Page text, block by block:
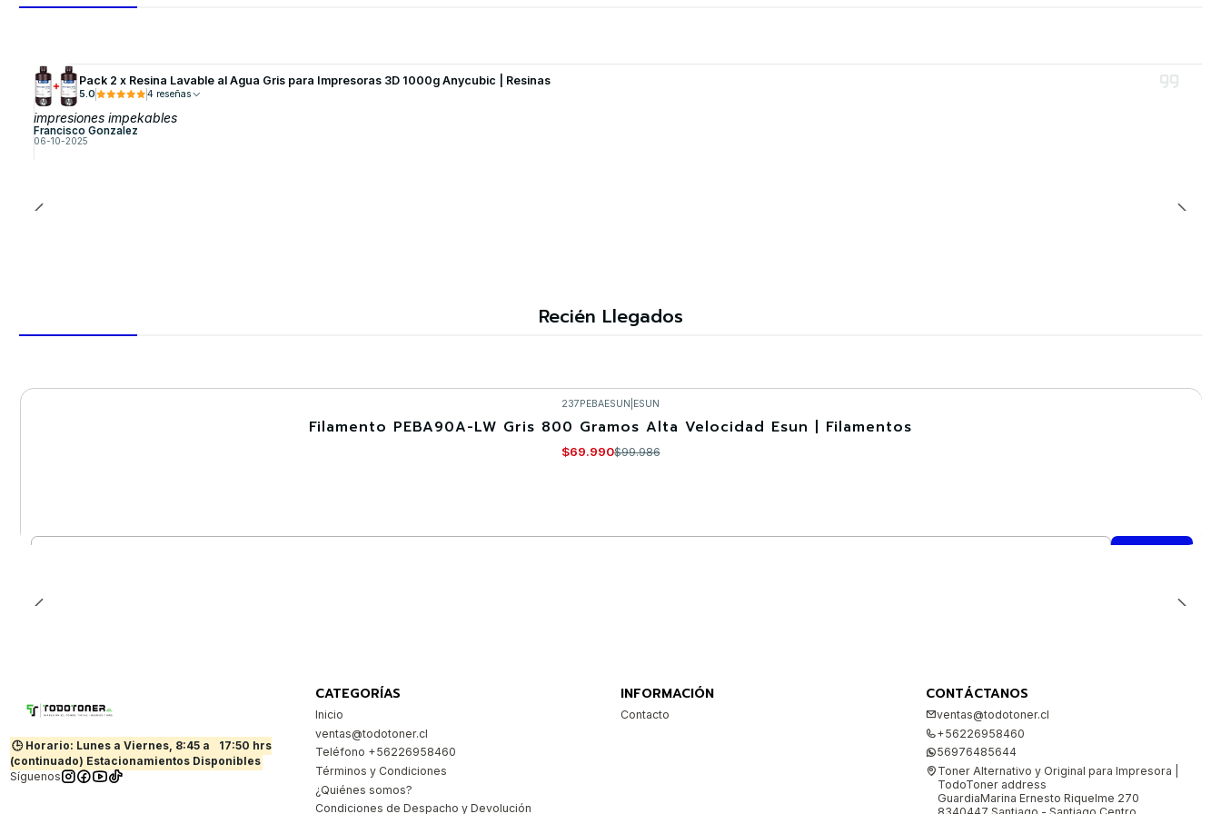
Pack 2 x Resina Lavable al Agua Gris para Impresoras 3D 1000g Anycubic | Resinas
5.0 4 reseñas
impresiones impekables
Francisco Gonzalez
06-10-2025
Recién Llegados
237PEBAESUN ESUN
Filamento PEBA90A-LW Gris 800 Gramos Alta Velocidad Esun | Filamentos
$69.990$99.986
🕒 Horario: Lunes a Viernes, 8:45 a
17:50 hrs
(continuado) Estacionamientos Disponibles
Síguenos
CATEGORÍAS
Inicio
ventas@todotoner.cl
Teléfono +56226958460
Términos y Condiciones
¿Quiénes somos?
Condiciones de Despacho y Devolución
INFORMACIÓN
Contacto
CONTÁCTANOS
ventas@todotoner.cl
+56226958460
56976485644
Toner Alternativo y Original para Impresora |
TodoToner address
GuardiaMarina Ernesto Riquelme 270